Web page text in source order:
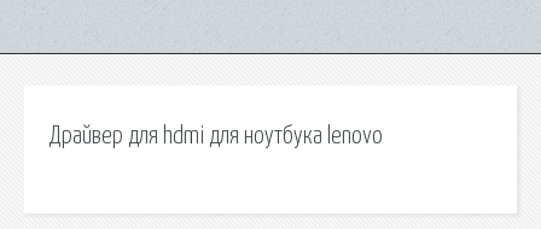
Драйвер для hdmi для ноутбука lenovo